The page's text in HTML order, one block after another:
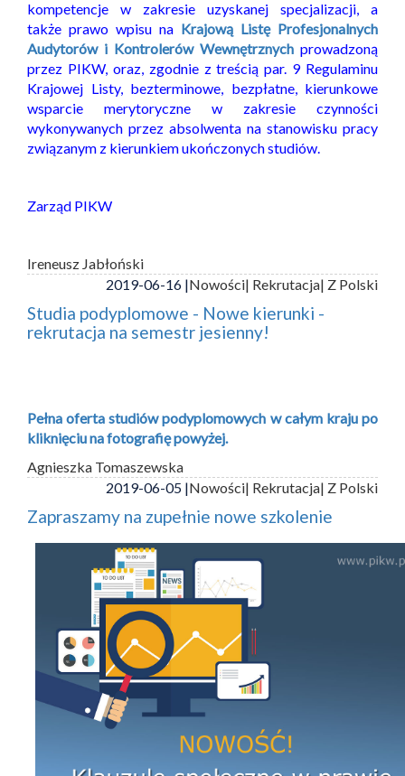
kompetencje w zakresie uzyskanej specjalizacji, a
także prawo wpisu na Krajową Listę Profesjonalnych
Audytorów i Kontrolerów Wewnętrznych prowadzoną
przez PIKW, oraz, zgodnie z treścią par. 9 Regulaminu
Krajowej Listy, bezterminowe, bezpłatne, kierunkowe
wsparcie merytoryczne w zakresie czynności
wykonywanych przez absolwenta na stanowisku pracy
związanym z kierunkiem ukończonych studiów.
Zarząd PIKW
Ireneusz Jabłoński
2019-06-16 |Nowości| Rekrutacja| Z Polski
Studia podyplomowe - Nowe kierunki -
rekrutacja na semestr jesienny!
Pełna oferta studiów podyplomowych w całym kraju po
kliknięciu na fotografię powyżej.
Agnieszka Tomaszewska
2019-06-05 |Nowości| Rekrutacja| Z Polski
Zapraszamy na zupełnie nowe szkolenie